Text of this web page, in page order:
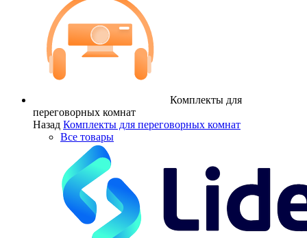
Комплекты для
переговорных комнат
Назад Комплекты для переговорных комнат
Все товары